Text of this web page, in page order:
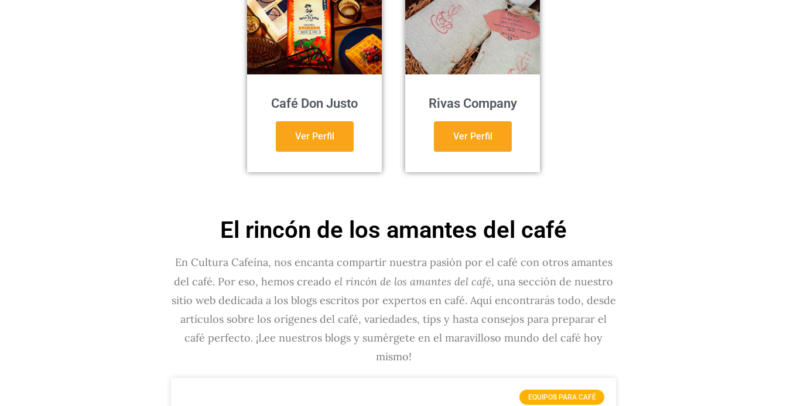
Café Don Justo
Ver Perfil
Rivas Company
Ver Perfil
El rincón de los amantes del café
En Cultura Cafeína, nos encanta compartir nuestra pasión por el café con otros amantes
del café. Por eso, hemos creado el rincón de los amantes del café, una sección de nuestro
sitio web dedicada a los blogs escritos por expertos en café. Aquí encontrarás todo, desde
artículos sobre los orígenes del café, variedades, tips y hasta consejos para preparar el
café perfecto. ¡Lee nuestros blogs y sumérgete en el maravilloso mundo del café hoy
mismo!
EQUIPOS PARA CAFÉ